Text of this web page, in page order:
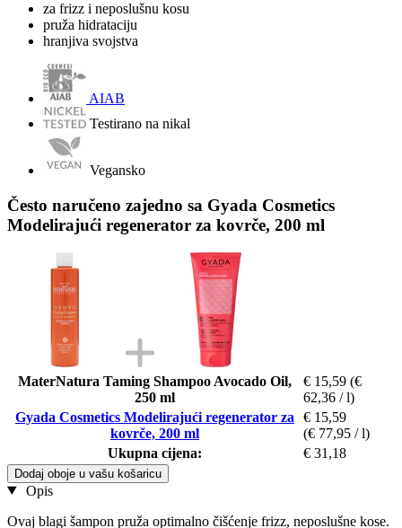
za frizz i neposlušnu kosu
pruža hidrataciju
hranjiva svojstva
AIAB
Testirano na nikal
Vegansko
Često naručeno zajedno sa Gyada Cosmetics
Modelirajući regenerator za kovrče, 200 ml
MaterNatura Taming Shampoo Avocado Oil,
250 ml
€ 15,59 (€
62,36 / l)
Gyada Cosmetics Modelirajući regenerator za
kovrče, 200 ml
€ 15,59
(€ 77,95 / l)
Ukupna cijena:
€ 31,18
Dodaj oboje u vašu košaricu
Opis
Ovaj blagi šampon pruža optimalno čišćenje frizz, neposlušne kose.